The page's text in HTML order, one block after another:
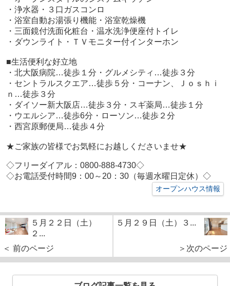
・浄水器・３口ガスコンロ
・浴室自動お湯張り機能・浴室乾燥機
・三面鏡付洗面化粧台・温水洗浄便座付トイレ
・ダウンライト・ＴＶモニター付インターホン
■生活便利な好立地
・北大阪病院…徒歩１分 ・グルメシティ…徒歩３分
・セントラルスクエア…徒歩５分 ・コーナン、Ｊｏｓｈｉ
ｎ…徒歩３分
・ダイソー新大阪店…徒歩３分 ・スギ薬局…徒歩１分
・ウエルシア…徒歩6分 ・ローソン…徒歩２分
・西宮原郵便局…徒歩４分
★ご家族の皆様でお気軽にお越しくださいませ★
◇フリーダイアル：0800-888-4730◇
◇お電話受付時間9：00～20：30（毎週水曜日定休）◇
オープンハウス情報
５月２２日（土）
２...
＜ 前のページ
５月２９日（土）３...
＞次のページ